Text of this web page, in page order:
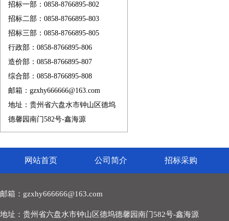
招标一部：0858-8766895-802
招标二部：0858-8766895-803
招标三部：0858-8766895-805
行政部：0858-8766895-806
造价部：0858-8766895-807
综合部：0858-8766895-808
邮箱：gzxhy666666@163.com
地址：贵州省六盘水市钟山区德坞
德馨园南门582号-鑫海源
网站首页 公司简介 招标采购
邮箱：gzxhy666666@163.com
地址：贵州省六盘水市钟山区德坞德馨园南门582号-鑫海源